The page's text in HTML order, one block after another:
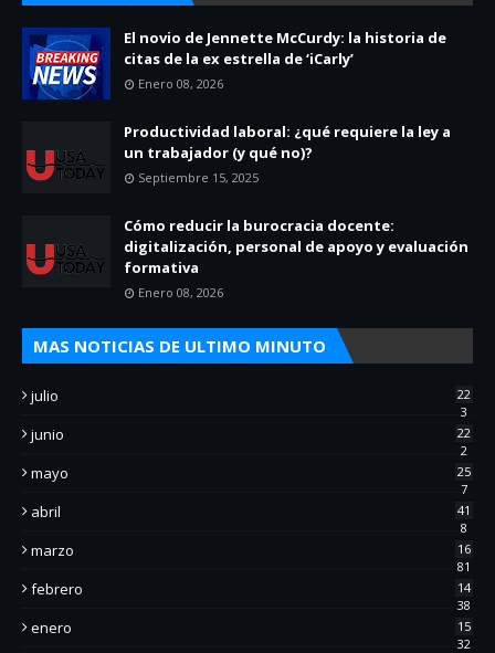
El novio de Jennette McCurdy: la historia de
citas de la ex estrella de ‘iCarly’
Enero 08, 2026
Productividad laboral: ¿qué requiere la ley a
un trabajador (y qué no)?
Septiembre 15, 2025
Cómo reducir la burocracia docente:
digitalización, personal de apoyo y evaluación
formativa
Enero 08, 2026
MAS NOTICIAS DE ULTIMO MINUTO
julio
22
3
junio
22
2
mayo
25
7
abril
41
8
marzo
16
81
febrero
14
38
enero
15
32